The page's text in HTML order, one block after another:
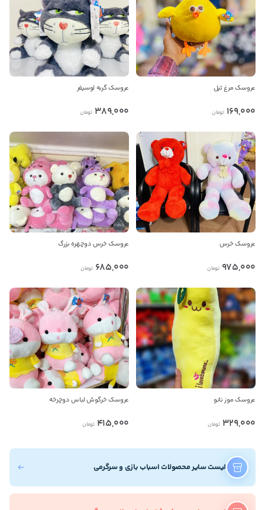
عروسک مرغ تپل
169,000 تومان
عروسک گربه لوسیفر
389,000 تومان
عروسک خرس
975,000 تومان
عروسک خرس دوچهره بزرگ
685,000 تومان
عروسک موز نانو
329,000 تومان
عروسک خرگوش لباس دوچرخه
415,000 تومان
لیست سایر محصولات اسباب بازی و سرگرمی
بدیهی است عمدباکس هیچ نوع مسئولیتی در قبال نداشته و
صحت موارد ذکر شده بر عهده فرد آگهی دهنده می باشد.
فروشنده مطمئن شوید.